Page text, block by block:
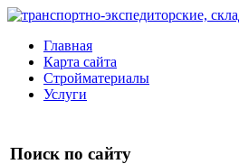
Главная
Карта сайта
Стройматериалы
Услуги
Поиск по сайту